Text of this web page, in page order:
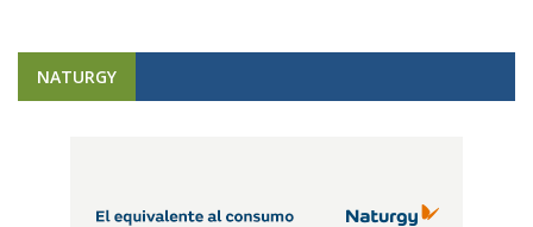
NATURGY